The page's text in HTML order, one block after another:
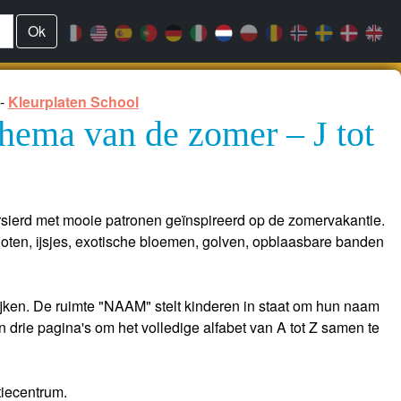
Ok
Kleurplaten School
van de zomer – J tot
met mooie patronen geïnspireerd op de zomervakantie.
ijsjes, exotische bloemen, golven, opblaasbare banden
De ruimte "NAAM" stelt kinderen in staat om hun naam
pagina's om het volledige alfabet van A tot Z samen te